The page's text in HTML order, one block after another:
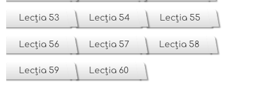
Lecția 53 Lecția 54 Lecția 55
Lecția 56 Lecția 57 Lecția 58
Lecția 59 Lecția 60